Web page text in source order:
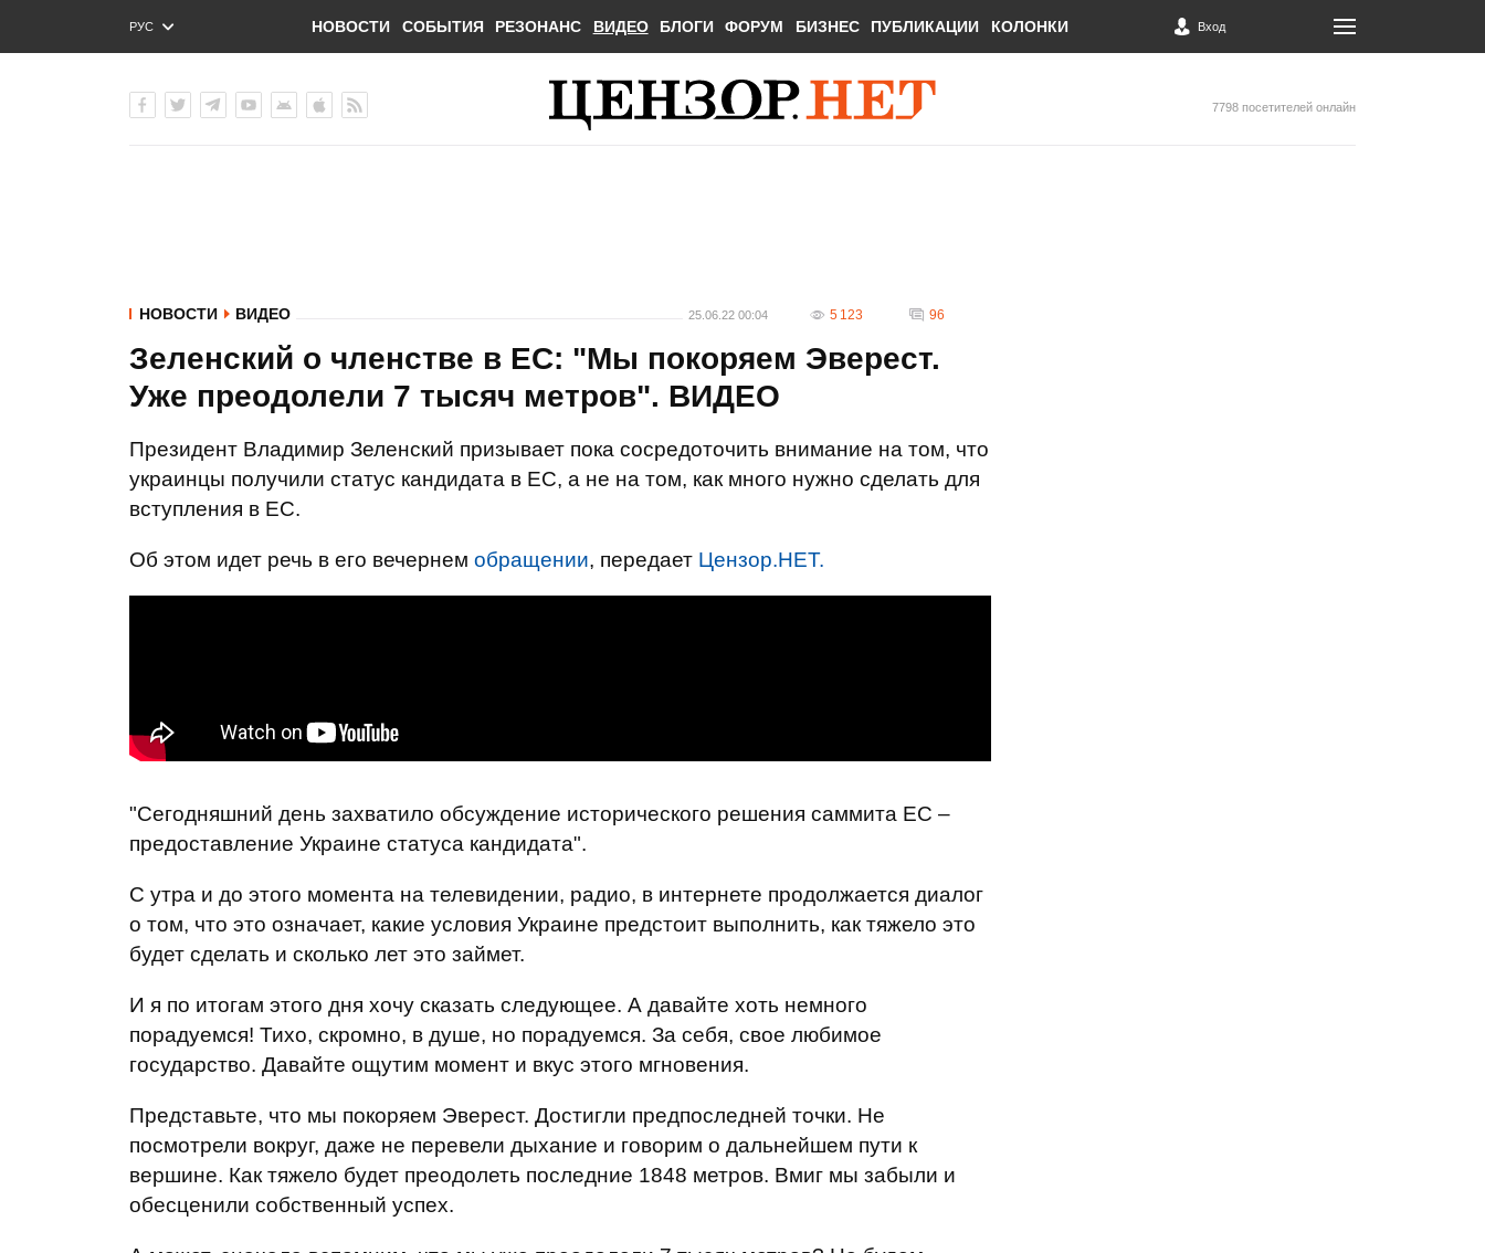
РУС
ENG
НОВОСТИ СОБЫТИЯ РЕЗОНАНС ВИДЕО БЛОГИ ФОРУМ БИЗНЕС ПУБЛИКАЦИИ КОЛОНКИ Вход
7798 посетителей онлайн
НОВОСТИ ВИДЕО 25.06.22 00:04 5 123 96
Зеленский о членстве в ЕС: "Мы покоряем Эверест.
Уже преодолели 7 тысяч метров". ВИДЕО
Президент Владимир Зеленский призывает пока сосредоточить внимание на том, что
украинцы получили статус кандидата в ЕС, а не на том, как много нужно сделать для
вступления в ЕС.
Об этом идет речь в его вечернем обращении, передает Цензор.НЕТ.
"Сегодняшний день захватило обсуждение исторического решения саммита ЕС –
предоставление Украине статуса кандидата".
С утра и до этого момента на телевидении, радио, в интернете продолжается диалог
о том, что это означает, какие условия Украине предстоит выполнить, как тяжело это
будет сделать и сколько лет это займет.
И я по итогам этого дня хочу сказать следующее. А давайте хоть немного
порадуемся! Тихо, скромно, в душе, но порадуемся. За себя, свое любимое
государство. Давайте ощутим момент и вкус этого мгновения.
Представьте, что мы покоряем Эверест. Достигли предпоследней точки. Не
посмотрели вокруг, даже не перевели дыхание и говорим о дальнейшем пути к
вершине. Как тяжело будет преодолеть последние 1848 метров. Вмиг мы забыли и
обесценили собственный успех.